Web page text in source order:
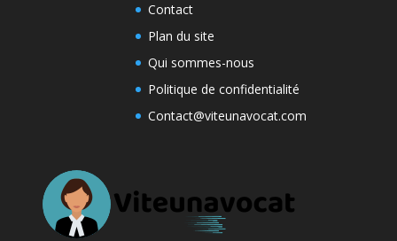
Contact
Plan du site
Qui sommes-nous
Politique de confidentialité
Contact@viteunavocat.com